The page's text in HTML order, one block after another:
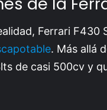
Ferrari F430
. Más allá
de casi 500cv y